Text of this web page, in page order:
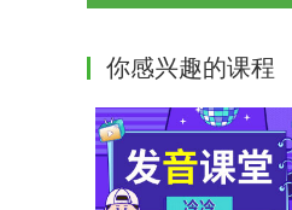
你感兴趣的课程